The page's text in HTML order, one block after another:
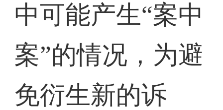
中可能产生“案中
案”的情况，为避
免衍生新的诉